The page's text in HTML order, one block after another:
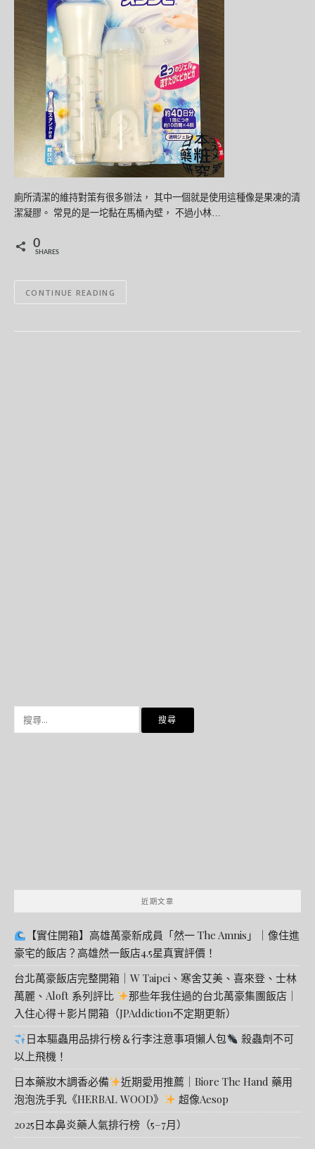
廁所清潔的維持對策有很多辦法， 其中一個就是使用這種像是果凍的清
潔凝膠。 常見的是一坨黏在馬桶內壁， 不過小林…
0
SHARES
CONTINUE READING
近期文章
【實住開箱】高雄萬豪新成員「然一 The Amnis」｜像住進
豪宅的飯店？高雄然一飯店4.5星真實評價！
台北萬豪飯店完整開箱｜W Taipei、寒舍艾美、喜來登、士林
萬麗、Aloft 系列評比
那些年我住過的台北萬豪集團飯店｜
入住心得＋影片開箱（JPAddiction不定期更新）
日本驅蟲用品排行榜＆行李注意事項懶人包
殺蟲劑不可
以上飛機！
日本藥妝木調香必備
近期愛用推薦｜Biore The Hand 藥用
泡泡洗手乳《HERBAL WOOD》
超像Aesop
2025日本鼻炎藥人氣排行榜（5–7月）